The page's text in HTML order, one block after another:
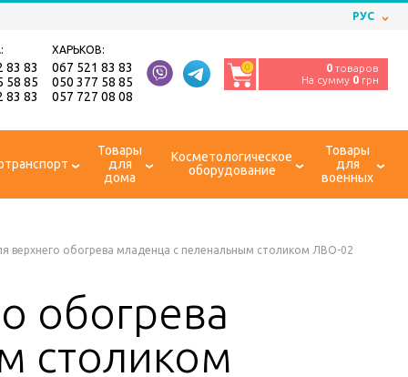
РУС
83 83
58 85
83 83
ХАРЬКОВ:
067 521 83 83
050 377 58 85
057 727 08 08
0 0 товаров
На сумму 0 грн
Товары
для
дома
Косметологическое
оборудование
Товары
для
военных
верхнего обогрева младенца с пеленальным столиком ЛВО-02
обогрева
столиком